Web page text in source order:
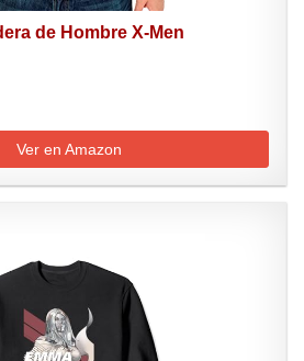
de Hombre X-Men
Ver en Amazon